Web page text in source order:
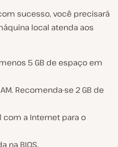
sucesso, você precisará
local atenda aos
5 GB de espaço em
Recomenda-se 2 GB de
com a Internet para o
na BIOS.